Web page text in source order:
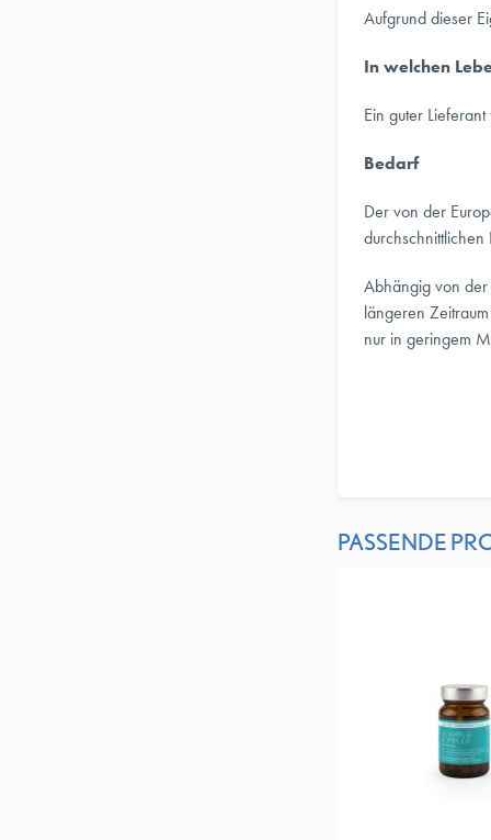
Aufgrund dieser
In welchen
Ein guter
Bedarf
Der von der
Abhängig von der
längeren
nur in geringem
PASSENDE